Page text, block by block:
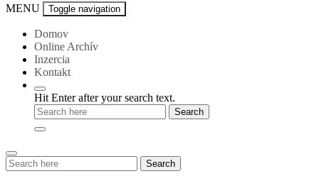
Metropola-
MENU Toggle navigation
Domov
Online Archív
Inzercia
Kontakt
Hit Enter after your search text.
Search
for:
Search